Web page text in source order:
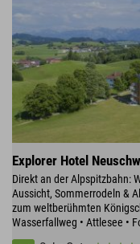
Explorer Hotel
Direkt an der Alpspitzbahn:
Aussicht, Sommerrodeln &
zum weltberühmten
Wasserfallweg • Attlesee •